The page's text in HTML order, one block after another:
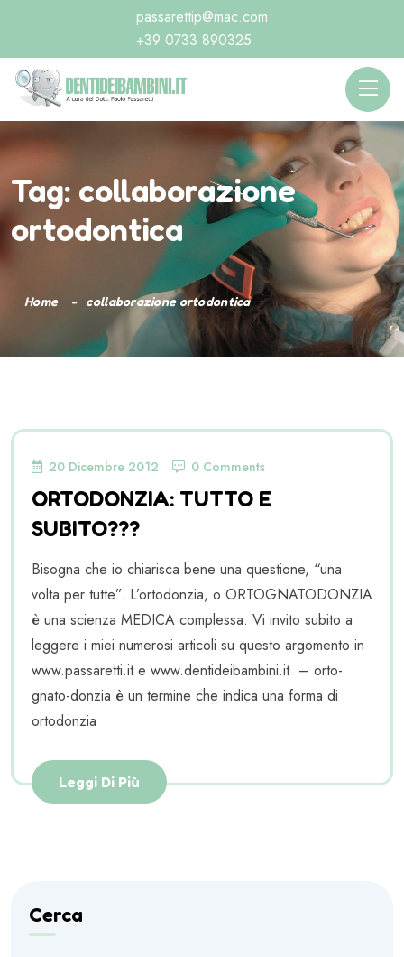
passarettip@mac.com
+39 0733 890325
Tag: collaborazione
ortodontica
Home collaborazione ortodontica
20 Dicembre 2012 0 Comments
ORTODONZIA: TUTTO E
SUBITO???
Bisogna che io chiarisca bene una questione, “una
volta per tutte”. L’ortodonzia, o ORTOGNATODONZIA
è una scienza MEDICA complessa. Vi invito subito a
leggere i miei numerosi articoli su questo argomento in
www.passaretti.it e www.dentideibambini.it – orto-
gnato-donzia è un termine che indica una forma di
ortodonzia
Leggi Di Più
Cerca